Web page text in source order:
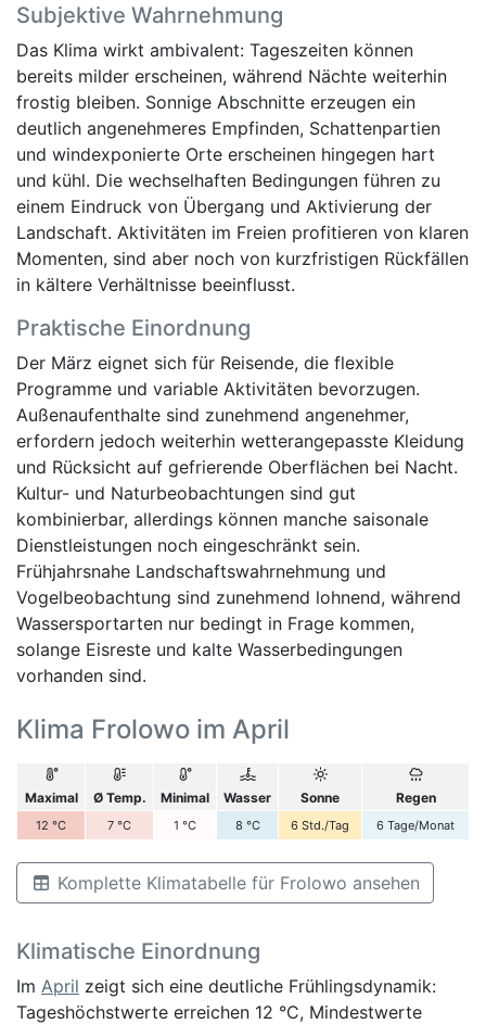
Subjektive Wahrnehmung
Das Klima wirkt ambivalent: Tageszeiten können
bereits milder erscheinen, während Nächte weiterhin
frostig bleiben. Sonnige Abschnitte erzeugen ein
deutlich angenehmeres Empfinden, Schattenpartien
und windexponierte Orte erscheinen hingegen hart
und kühl. Die wechselhaften Bedingungen führen zu
einem Eindruck von Übergang und Aktivierung der
Landschaft. Aktivitäten im Freien profitieren von klaren
Momenten, sind aber noch von kurzfristigen Rückfällen
in kältere Verhältnisse beeinflusst.
Praktische Einordnung
Der März eignet sich für Reisende, die flexible
Programme und variable Aktivitäten bevorzugen.
Außenaufenthalte sind zunehmend angenehmer,
erfordern jedoch weiterhin wetterangepasste Kleidung
und Rücksicht auf gefrierende Oberflächen bei Nacht.
Kultur- und Naturbeobachtungen sind gut
kombinierbar, allerdings können manche saisonale
Dienstleistungen noch eingeschränkt sein.
Frühjahrsnahe Landschaftswahrnehmung und
Vogelbeobachtung sind zunehmend lohnend, während
Wassersportarten nur bedingt in Frage kommen,
solange Eisreste und kalte Wasserbedingungen
vorhanden sind.
Klima Frolowo im April
Maximal Ø Temp. Minimal Wasser Sonne Regen
12 °C 7 °C 1 °C 8 °C 6 Std./Tag 6 Tage/Monat
Komplette Klimatabelle für Frolowo ansehen
Klimatische Einordnung
Im April zeigt sich eine deutliche Frühlingsdynamik:
Tageshöchstwerte erreichen 12 °C, Mindestwerte